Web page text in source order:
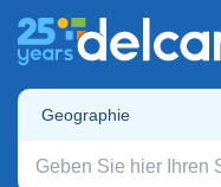
Geographie